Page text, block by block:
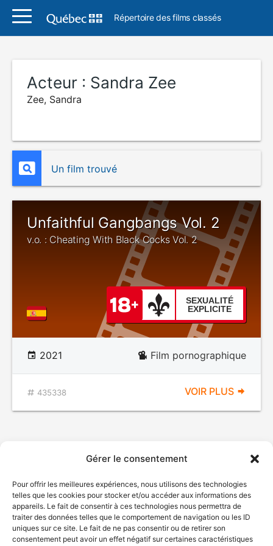
Gérer le consentement
Pour offrir les meilleures expériences, nous utilisons des technologies
telles que les cookies pour stocker et/ou accéder aux informations des
appareils. Le fait de consentir à ces technologies nous permettra de
traiter des données telles que le comportement de navigation ou les ID
uniques sur ce site. Le fait de ne pas consentir ou de retirer son
consentement peut avoir un effet négatif sur certaines caractéristiques
Répertoire des films classés
Acteur : Sandra Zee
Zee, Sandra
Un film trouvé
Unfaithful Gangbangs Vol. 2
v.o. : Cheating With Black Cocks Vol. 2
SEXUALITÉ
EXPLICITE
2021 Film pornographique
435338 VOIR PLUS